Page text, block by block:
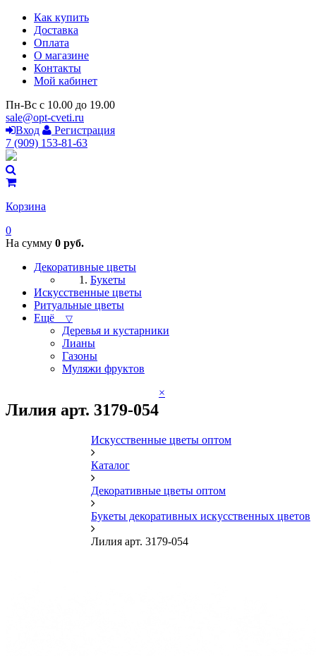
Как купить
Доставка
Оплата
О магазине
Контакты
Мой кабинет
Пн-Вс с 10.00 до 19.00
sale@opt-cveti.ru
Вход
Регистрация
7 (909) 153-81-63
Корзина
0
На сумму 0 руб.
Декоративные цветы
Букеты
Искусственные цветы
Ритуальные цветы
Ещё ▽
Деревья и кустарники
Лианы
Газоны
Муляжи фруктов
Лилия арт. 3179-054
Искусственные цветы оптом
Каталог
Декоративные цветы оптом
Букеты декоративных искусственных цветов
Лилия арт. 3179-054
×